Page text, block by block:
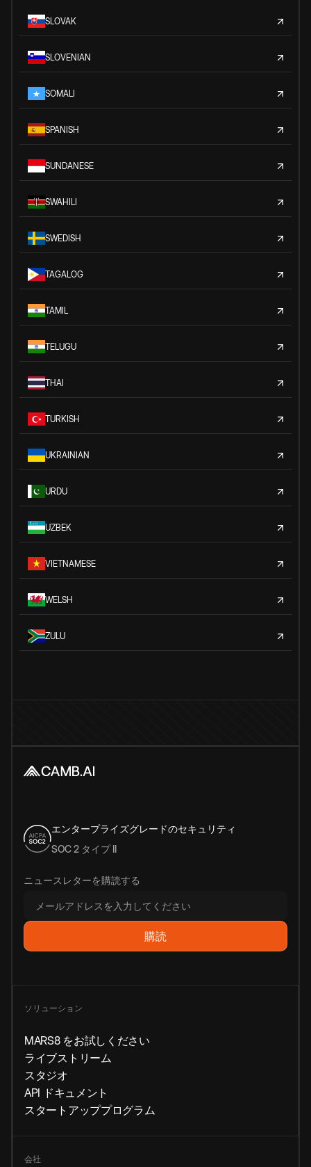
SLOVAK
SLOVENIAN
SOMALI
SPANISH
SUNDANESE
SWAHILI
SWEDISH
TAGALOG
TAMIL
TELUGU
THAI
TURKISH
UKRAINIAN
URDU
UZBEK
VIETNAMESE
WELSH
ZULU
エンタープライズグレードのセキュリティ
SOC 2 タイプ II
ニュースレターを購読する
ソリューション
MARS8 をお試しください
ライブストリーム
スタジオ
API ドキュメント
スタートアッププログラム
会社